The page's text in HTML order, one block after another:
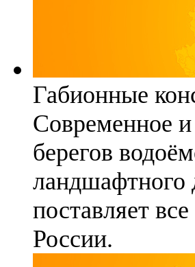
Габионные
Современное
берегов
ландшафтного
поставляет
России.